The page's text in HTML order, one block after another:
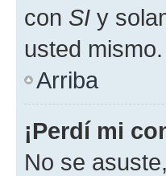
con SI y
usted
Arriba
¡Perdí mi
No se